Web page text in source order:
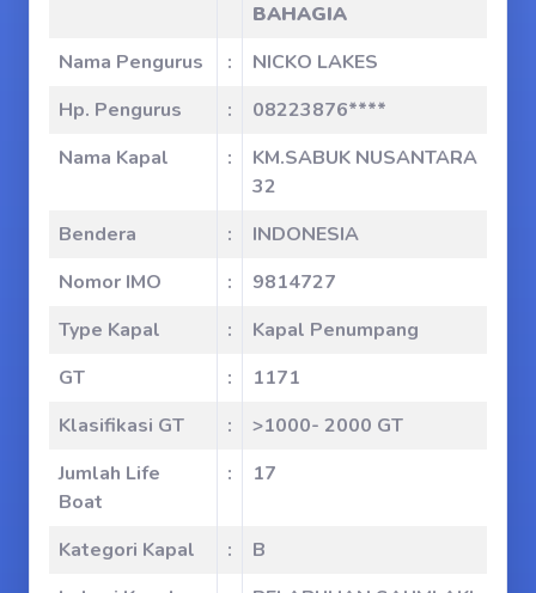
BAHAGIA
Nama Pengurus
:
NICKO LAKES
Hp. Pengurus
:
08223876****
Nama Kapal
:
KM.SABUK NUSANTARA
32
Bendera
:
INDONESIA
Nomor IMO
:
9814727
Type Kapal
:
Kapal Penumpang
GT
:
1171
Klasifikasi GT
:
>1000- 2000 GT
Jumlah Life
Boat
: 17
Kategori Kapal :
B